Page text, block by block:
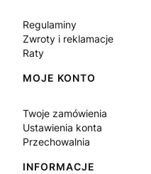
Regulaminy
Zwroty i reklamacje
Raty
MOJE KONTO
Twoje zamówienia
Ustawienia konta
Przechowalnia
INFORMACJE